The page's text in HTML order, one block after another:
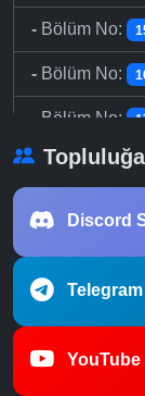
- Bölüm No:
- Bölüm No:
Bölüm No:
- Bölüm No: 18
- Bölüm No:
-Bölüm No:
Discord
YouTube